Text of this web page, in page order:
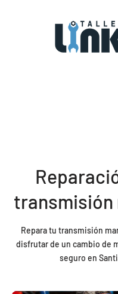
transmisión
Repara tu transmisión
disfrutar de un cambio de
seguro en